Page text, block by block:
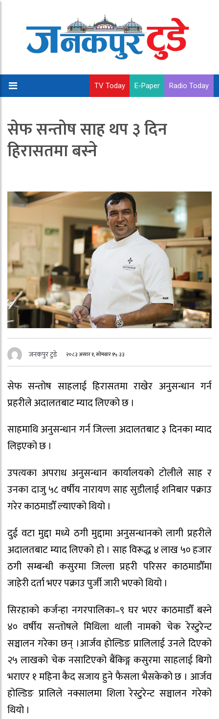
TV Today E-Paper Radio Today
सेफ सन्तोष साह थप ३ दिन
हिरासतमा बस्ने
जनकपुर टुडे २०८३ असार १, सोमबार १५:३३
सेफ सन्तोष साहलाई हिरासतमा राखेर अनुसन्धान गर्न
प्रहरीले अदालतबाट म्याद लिएको छ ।
साहमाथि अनुसन्धान गर्न जिल्ला अदालतबाट ३ दिनका म्याद
लिइएको छ ।
उपत्यका अपराध अनुसन्धान कार्यालयको टोलीले साह र
उनका दाजु ५८ वर्षीय नारायण साह सुडीलाई शनिबार पक्राउ
गरेर काठमाडौँ ल्याएको थियो ।
दुई वटा मुद्दा मध्ये ठगी मुद्दामा अनुसन्धानको लागी प्रहरीले
अदालतबाट म्याद लिएको हो । साह विरूद्ध ४ लाख ५० हजार
ठगी सम्बन्धी कसुरमा जिल्ला प्रहरी परिसर काठमाडौँमा
जाहेरी दर्ता भएर पक्राउ पुर्जी जारी भएको थियो ।
सिरहाको कर्जन्हा नगरपालिका–९ घर भएर काठमाडौँ बस्ने
४० वर्षीय सन्तोषले मिथिला थाली नामको चेक रेस्टुरेन्ट
सञ्चालन गरेका छन् ।आर्जव होल्डिङ प्रालिलाई उनले दिएको
२५ लाखको चेक नसाटिएको बैंकिङ्ग कसुरमा साहलाई बिगो
भराएर १ महिना कैद सजाय हुने फैसला भैसकेको छ । आर्जव
होल्डिङ प्रालिले नक्सालमा शिला रेस्टुरेन्ट सञ्चालन गरेको
थियो ।